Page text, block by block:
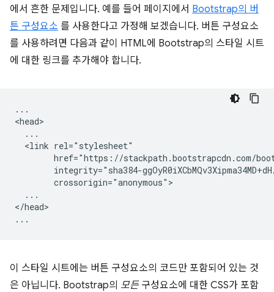
에서 흔한 문제입니다. 예를 들어 페이지에서 Bootstrap의 버
튼 구성요소 를 사용한다고 가정해 보겠습니다. 버튼 구성요소
를 사용하려면 다음과 같이 HTML에 Bootstrap의 스타일 시트
에 대한 링크를 추가해야 합니다.
...
<head>
  ...
  <link rel="stylesheet"
href="https://stackpath.bootstrapcdn.com/
integrity="sha384-
        crossorigin="anonymous">
  ...
</head>
이 스타일 시트에는 버튼 구성요소의 코드만 포함되어 있는 것
은 아닙니다. Bootstrap의 모든구성요소에 대한 CSS가 포함